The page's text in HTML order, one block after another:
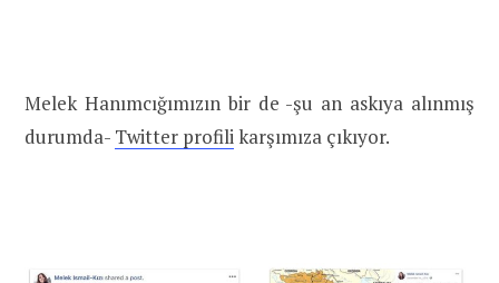
Melek Hanımcığımızın bir de -şu an askıya alınmış
durumda- Twitter profilikarşımıza çıkıyor.